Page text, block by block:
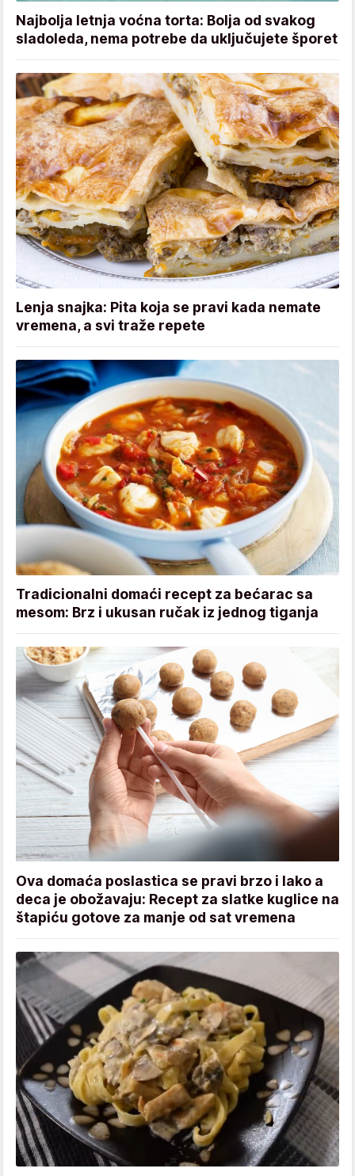
Najbolja letnja voćna torta: Bolja od svakog
sladoleda, nema potrebe da uključujete šporet
Lenja snajka: Pita koja se pravi kada nemate
vremena, a svi traže repete
Tradicionalni domaći recept za bećarac sa
mesom: Brz i ukusan ručak iz jednog tiganja
Ova domaća poslastica se pravi brzo i lako a
deca je obožavaju: Recept za slatke kuglice na
štapiću gotove za manje od sat vremena